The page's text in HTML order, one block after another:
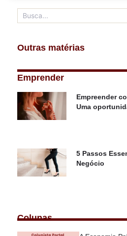
Outras matérias
Emprender
Empreender
Uma
5 Passos
Negócio
Colunas